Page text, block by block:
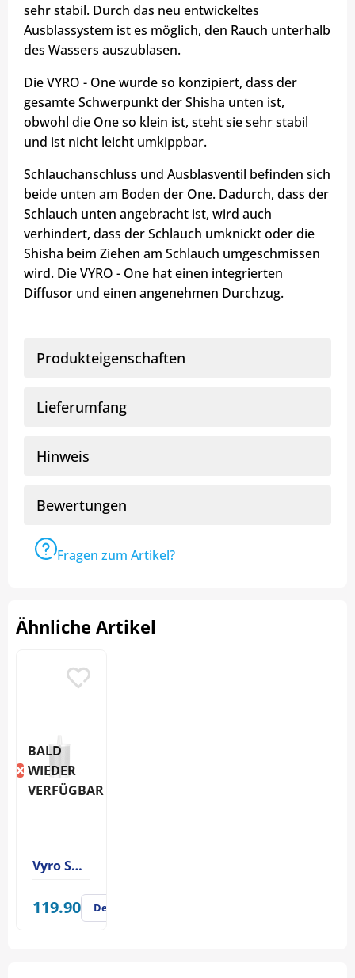
sehr stabil. Durch das neu entwickeltes
Ausblassystem ist es möglich, den Rauch unterhalb
des Wassers auszublasen.
Die VYRO - One wurde so konzipiert, dass der
gesamte Schwerpunkt der Shisha unten ist,
obwohl die One so klein ist, steht sie sehr stabil
und ist nicht leicht umkippbar.
Schlauchanschluss und Ausblasventil befinden sich
beide unten am Boden der One. Dadurch, dass der
Schlauch unten angebracht ist, wird auch
verhindert, dass der Schlauch umknickt oder die
Shisha beim Ziehen am Schlauch umgeschmissen
wird. Die VYRO - One hat einen integrierten
Diffusor und einen angenehmen Durchzug.
Produkteigenschaften
Lieferumfang
Hinweis
Bewertungen
Fragen zum Artikel?
Ähnliche Artikel
BALD
WIEDER
VERFÜGBAR
Vyro Shisha One Carbon Black
119.90 Details